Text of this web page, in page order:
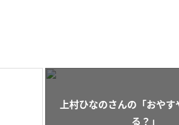
上村ひなのさんの「おやす
る？」